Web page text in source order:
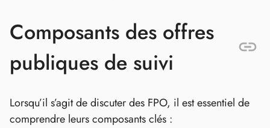
Composants des offres
publiques de suivi
Lorsqu’il s’agit de discuter des FPO, il est essentiel de
comprendre leurs composants clés :